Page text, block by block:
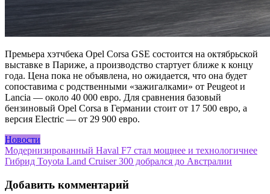
Премьера хэтчбека Opel Corsa GSE состоится на октябрьской
выставке в Париже, а производство стартует ближе к концу
года. Цена пока не объявлена, но ожидается, что она будет
сопоставима с родственными «зажигалками» от Peugeot и
Lancia — около 40 000 евро. Для сравнения базовый
бензиновый Opel Corsa в Германии стоит от 17 500 евро, а
версия Electric — от 29 900 евро.
Новости
Навигация
по
записям
Модернизированный Haval F7 стал мощнее и технологичнее
Гибрид Toyota Land Cruiser 300 добрался до Австралии
Добавить комментарий